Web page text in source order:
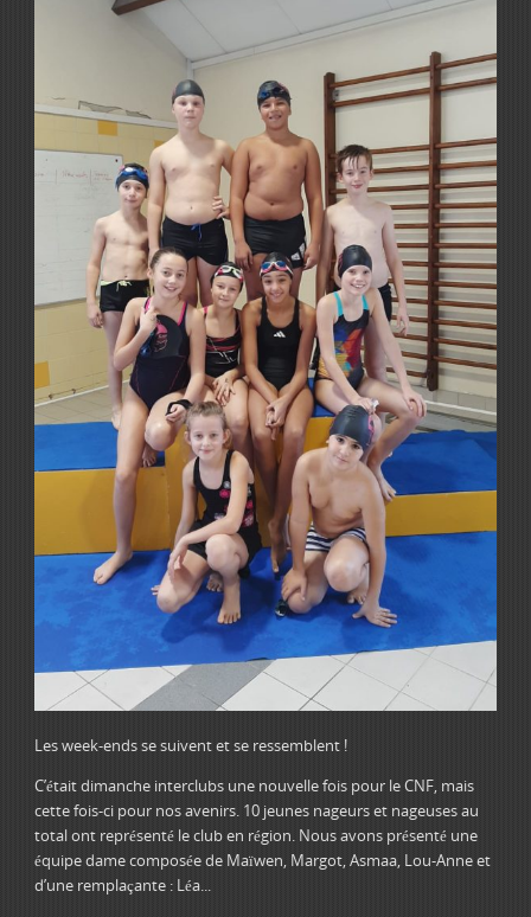
Les week-ends se suivent et se ressemblent !
C’était dimanche interclubs une nouvelle fois pour le CNF, mais
cette fois-ci pour nos avenirs. 10 jeunes nageurs et nageuses au
total ont représenté le club en région. Nous avons présenté une
équipe dame composée de Maïwen, Margot, Asmaa, Lou-Anne et
d’une remplaçante : Léa...